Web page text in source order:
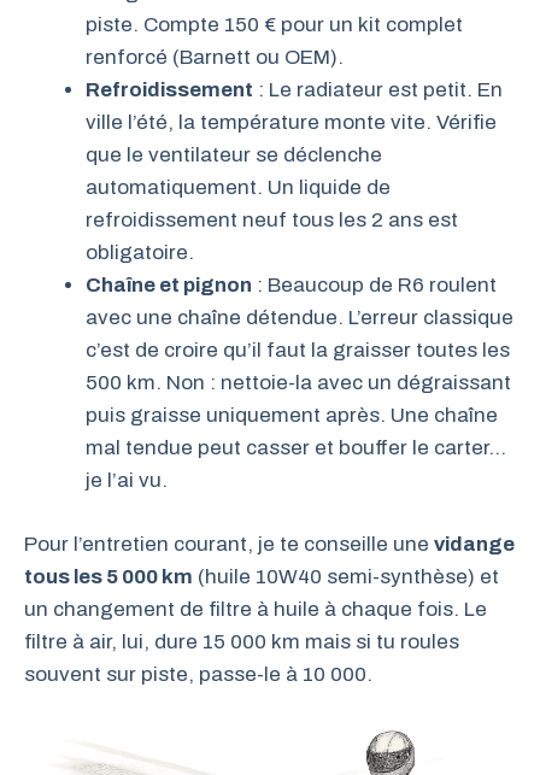
piste. Compte 150 € pour un kit complet
renforcé (Barnett ou OEM).
Refroidissement : Le radiateur est petit. En
ville l’été, la température monte vite. Vérifie
que le ventilateur se déclenche
automatiquement. Un liquide de
refroidissement neuf tous les 2 ans est
obligatoire.
Chaîne et pignon : Beaucoup de R6 roulent
avec une chaîne détendue. L’erreur classique
c’est de croire qu’il faut la graisser toutes les
500 km. Non : nettoie-la avec un dégraissant
puis graisse uniquement après. Une chaîne
mal tendue peut casser et bouffer le carter…
je l’ai vu.
Pour l’entretien courant, je te conseille une vidange
tous les 5 000 km (huile 10W40 semi-synthèse) et
un changement de filtre à huile à chaque fois. Le
filtre à air, lui, dure 15 000 km mais si tu roules
souvent sur piste, passe-le à 10 000.